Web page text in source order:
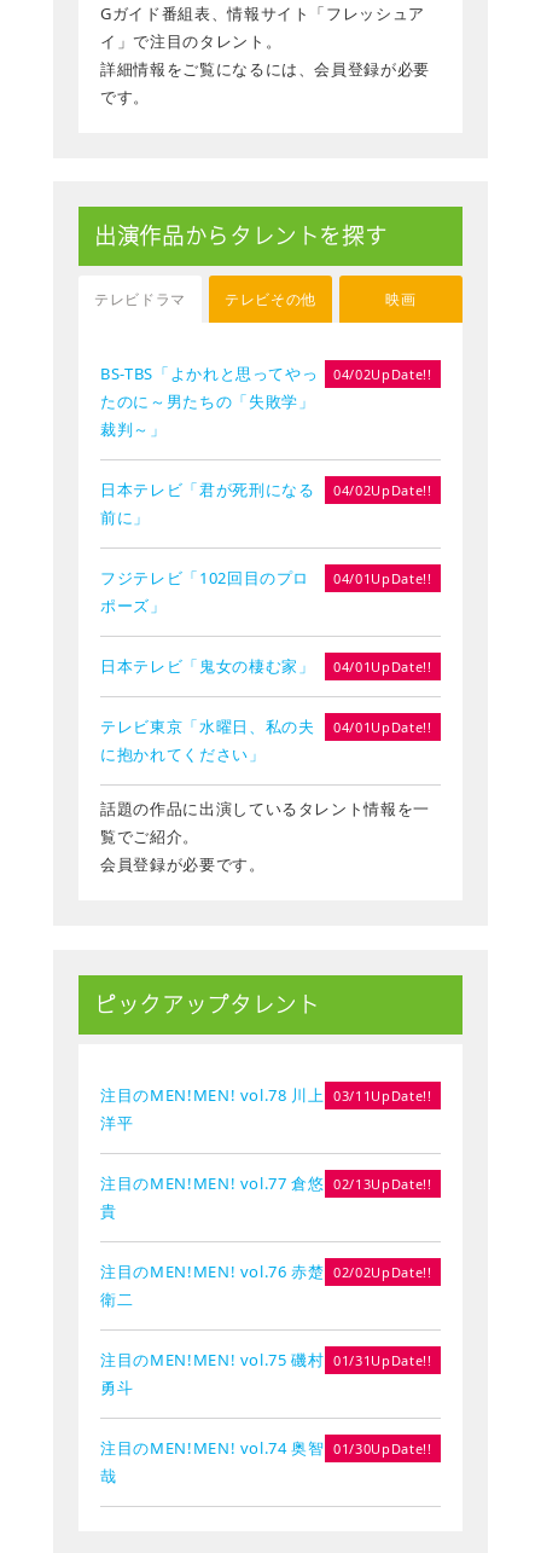
Gガイド番組表、情報サイト「フレッシュア
イ」で注目のタレント。
詳細情報をご覧になるには、会員登録が必要
です。
出演作品からタレントを探す
テレビドラマ テレビその他 映画
BS-TBS「よかれと思ってやっ
たのに～男たちの「失敗学」
裁判～」
04/02UpDate!!
日本テレビ「君が死刑になる
前に」
04/02UpDate!!
フジテレビ「102回目のプロ
ポーズ」
04/01UpDate!!
日本テレビ「鬼女の棲む家」 04/01UpDate!!
テレビ東京「水曜日、私の夫
に抱かれてください」
04/01UpDate!!
話題の作品に出演しているタレント情報を一
覧でご紹介。
会員登録が必要です。
ピックアップタレント
注目のMEN!MEN! vol.78 川上
洋平
03/11UpDate!!
注目のMEN!MEN! vol.77 倉悠
貴
02/13UpDate!!
注目のMEN!MEN! vol.76 赤楚
衛二
02/02UpDate!!
注目のMEN!MEN! vol.75 磯村
勇斗
01/31UpDate!!
注目のMEN!MEN! vol.74 奥智
哉
01/30UpDate!!